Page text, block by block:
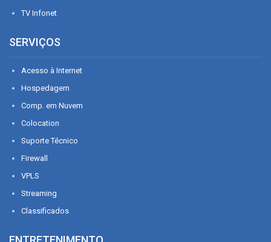
TV Infonet
SERVIÇOS
Acesso à Internet
Hospedagem
Comp. em Nuvem
Colocation
Suporte Técnico
Firewall
VPLS
Streaming
Classificados